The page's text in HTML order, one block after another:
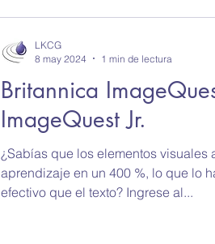
Britannica
ImageQuest Jr.
¿Sabías que los elementos visuales
aprendizaje en un 400 %, lo que lo
efectivo que el texto? Ingrese al...
LKCG
8 may 2024
1 min de lectura